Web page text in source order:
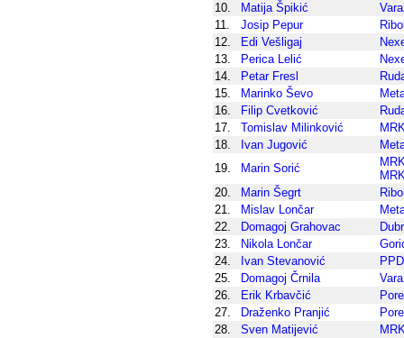
10.
Matija Špikić
11.
Josip Pepur
12.
Edi Vešligaj
13.
Perica Lelić
14.
Petar Fresl
15.
Marinko Ševo
16.
Filip Cvetković
17.
Tomislav Milinković
18.
Ivan Jugović
19.
Marin Sorić
20.
Marin Šegrt
21.
Mislav Lončar
22.
Domagoj Grahovac
23.
Nikola Lončar
24.
Ivan Stevanović
25.
Domagoj Črnila
26.
Erik Krbavčić
27.
Draženko Pranjić
28.
Sven Matijević